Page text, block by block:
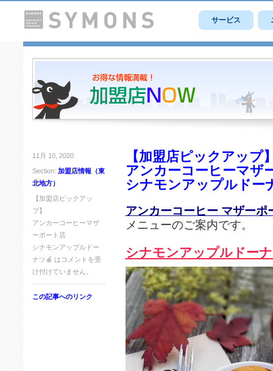
サービス
11月 10, 2020
Section: 加盟店情報（東
北地方）
【加盟店ピックアッ
プ】
アンカーコーヒーマザ
ーポート店
シナモンアップルドー
ナツ🍎 は コメントを受
け付けていません。
この記事へのリンク
【加盟店ピックアップ
アンカーコーヒーマザ
シナモンアップルドー
アンカーコーヒー マザーポ
メニューのご案内です。
シナモンアップルドー